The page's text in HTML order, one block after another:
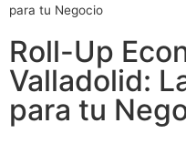
para tu Negocio
Roll-Up
Valladolid:
para tu